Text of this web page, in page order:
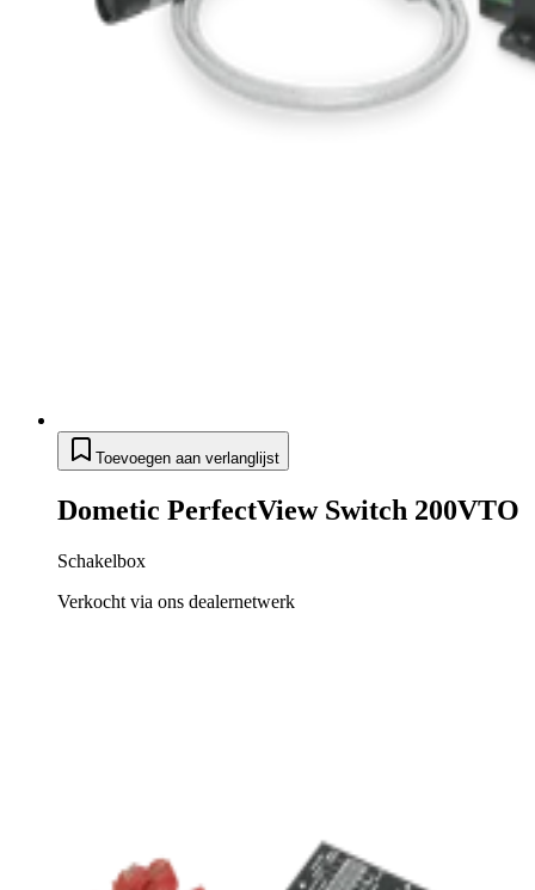
Toevoegen aan verlanglijst
Dometic PerfectView Switch 200VTO
Schakelbox
Verkocht via ons dealernetwerk